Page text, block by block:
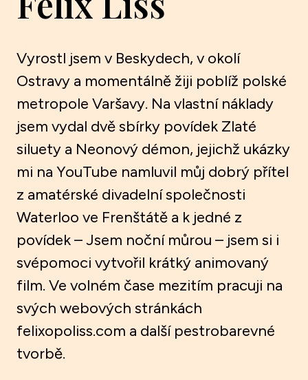
Vyrostl jsem v Beskydech, v okolí
Ostravy a momentálně žiji poblíž polské
metropole Varšavy. Na vlastní náklady
jsem vydal dvě sbírky povídek Zlaté
siluety a Neonový démon, jejichž ukázky
mi na YouTube namluvil můj dobrý přítel
z amatérské divadelní společnosti
Waterloo ve Frenštátě a k jedné z
povídek – Jsem noční můrou – jsem si i
svépomoci vytvořil krátký animovaný
film. Ve volném čase mezitím pracuji na
svých webových stránkách
felixopoliss.com a další pestrobarevné
tvorbě.